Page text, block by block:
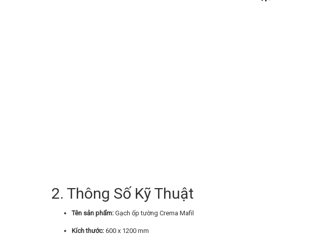
2. Thông Số Kỹ Thuật
Tên sản phẩm: Gạch ốp tường Crema Mafil
Kích thước: 600 x 1200 mm